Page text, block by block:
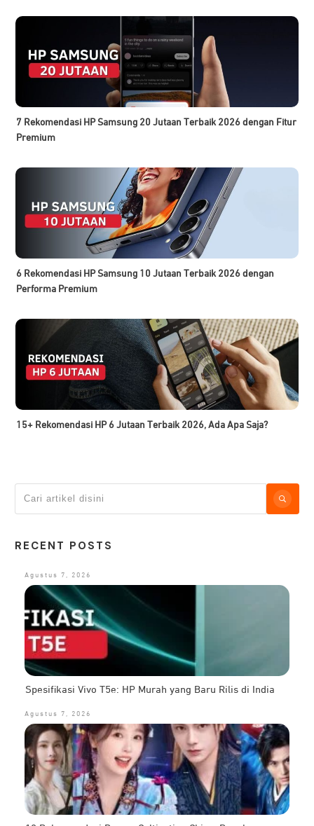
7 Rekomendasi HP Samsung 20 Jutaan Terbaik 2026 dengan Fitur
Premium
6 Rekomendasi HP Samsung 10 Jutaan Terbaik 2026 dengan
Performa Premium
15+ Rekomendasi HP 6 Jutaan Terbaik 2026, Ada Apa Saja?
RECENT POSTS
Agustus 7, 2026
Spesifikasi Vivo T5e: HP Murah yang Baru Rilis di India
Agustus 7, 2026